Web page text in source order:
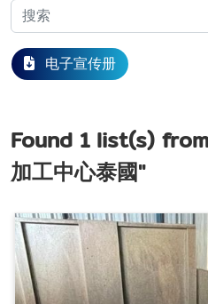
电子宣传册
Found 1 list(s)
加工中心泰國"